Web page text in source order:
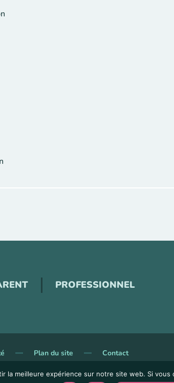
PROFESSIONNEL
Plan du site Contact
la meilleure expérience sur notre site web. Si